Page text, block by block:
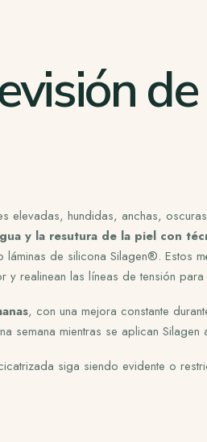
de
elevadas, hundidas, anchas,
y la resutura de la piel con
de silicona Silagen®. Estos
y realinean las líneas de tensión
, con una mejora constante
semana mientras se aplican Silagen
siga siendo evidente o